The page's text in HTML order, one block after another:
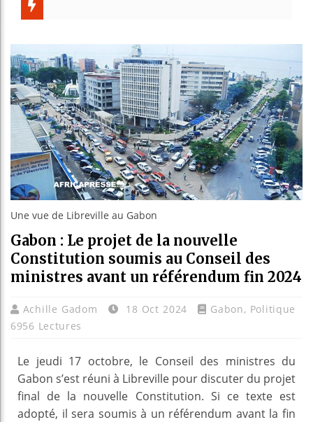
Bénin
Aliko
Une vue de Libreville au Gabon
Gabon : Le projet de la nouvelle
Constitution soumis au Conseil des
ministres avant un référendum fin 2024
Achille Gadom 18 Oct 2024 Gabon, Politique
6956 Lectures
Le jeudi 17 octobre, le Conseil des ministres du
Gabon s’est réuni à Libreville pour discuter du projet
final de la nouvelle Constitution. Si ce texte est
adopté, il sera soumis à un référendum avant la fin